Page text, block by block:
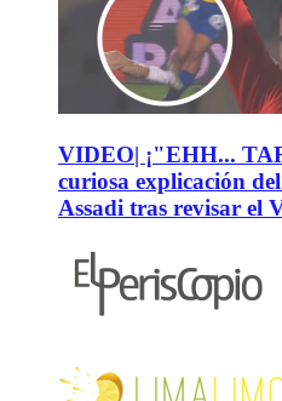
VIDEO| ¡"EHH...
curiosa explicación
Assadi tras revisar el